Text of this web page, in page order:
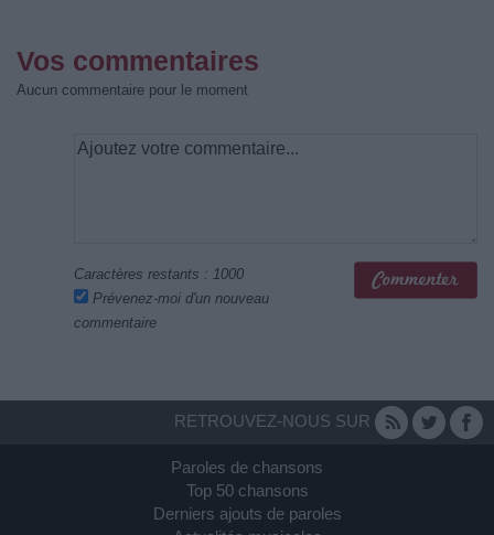
Vos commentaires
Aucun commentaire pour le moment
Caractères restants : 1000
Prévenez-moi d'un nouveau
commentaire
RETROUVEZ-NOUS SUR
Paroles de chansons
Top 50 chansons
Derniers ajouts de paroles